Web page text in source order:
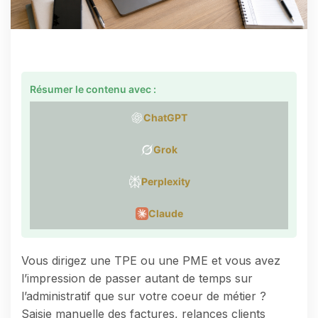
Résumer le contenu avec :
ChatGPT
Grok
Perplexity
Claude
Vous dirigez une TPE ou une PME et vous avez
l’impression de passer autant de temps sur
l’administratif que sur votre coeur de métier ?
Saisie manuelle des factures, relances clients